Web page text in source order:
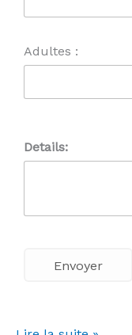
Adultes :
Details: